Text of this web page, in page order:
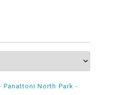
Panattoni North Park -